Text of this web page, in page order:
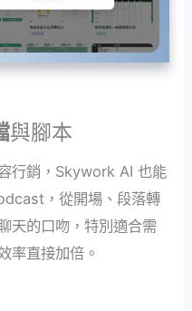
與腳本
行銷，Skywork AI 也能
，從開場、段落轉
天的口吻，特別適合需
率直接加倍。